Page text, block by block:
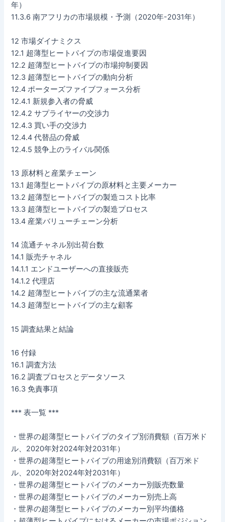
年）
11.3.6 南アフリカの市場規模・予測（2020年-2031年）
12 市場ダイナミクス
12.1 超薄型ヒートパイプの市場促進要因
12.2 超薄型ヒートパイプの市場抑制要因
12.3 超薄型ヒートパイプの動向分析
12.4 ポーターズファイブフォース分析
12.4.1 新規参入者の脅威
12.4.2 サプライヤーの交渉力
12.4.3 買い手の交渉力
12.4.4 代替品の脅威
12.4.5 競争上のライバル関係
13 原材料と産業チェーン
13.1 超薄型ヒートパイプの原材料と主要メーカー
13.2 超薄型ヒートパイプの製造コスト比率
13.3 超薄型ヒートパイプの製造プロセス
13.4 産業バリューチェーン分析
14 流通チャネル別出荷台数
14.1 販売チャネル
14.1.1 エンドユーザーへの直接販売
14.1.2 代理店
14.2 超薄型ヒートパイプの主な流通業者
14.3 超薄型ヒートパイプの主な顧客
15 調査結果と結論
16 付録
16.1 調査方法
16.2 調査プロセスとデータソース
16.3 免責事項
*** 表一覧 ***
・世界の超薄型ヒートパイプのタイプ別消費額（百万米ド
ル、2020年対2024年対2031年）
・世界の超薄型ヒートパイプの用途別消費額（百万米ド
ル、2020年対2024年対2031年）
・世界の超薄型ヒートパイプのメーカー別販売数量
・世界の超薄型ヒートパイプのメーカー別売上高
・世界の超薄型ヒートパイプのメーカー別平均価格